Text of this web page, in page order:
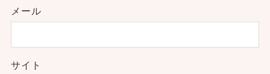
メール
サイト